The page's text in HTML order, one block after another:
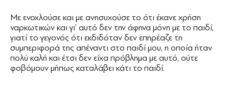
Με ενοχλούσε και με ανησυχούσε το ότι έκανε χρήση
ναρκωτικών και γι’ αυτό δεν την άφηνα μόνη με το παιδί,
γιατί το γεγονός ότι εκδιδόταν δεν επηρέαζε τη
συμπεριφορά της απέναντι στο παιδί μου, η οποία ήταν
πολύ καλή και έτσι δεν είχα πρόβλημα με αυτό, ούτε
φοβόμουν μήπως καταλάβει κάτι το παιδί.